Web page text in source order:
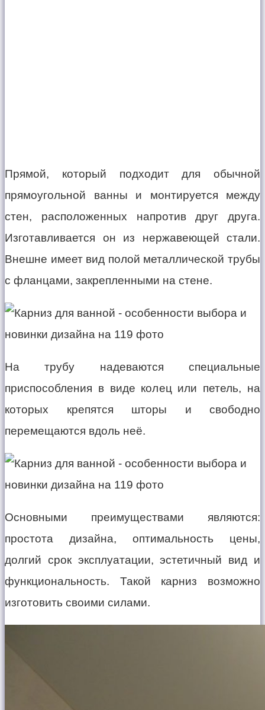
Прямой, который подходит для обычной
прямоугольной ванны и монтируется между
стен, расположенных напротив друг друга.
Изготавливается он из нержавеющей стали.
Внешне имеет вид полой металлической трубы
с фланцами, закрепленными на стене.
На трубу надеваются специальные
приспособления в виде колец или петель, на
которых крепятся шторы и свободно
перемещаются вдоль неё.
Основными преимуществами являются:
простота дизайна, оптимальность цены,
долгий срок эксплуатации, эстетичный вид и
функциональность. Такой карниз возможно
изготовить своими силами.